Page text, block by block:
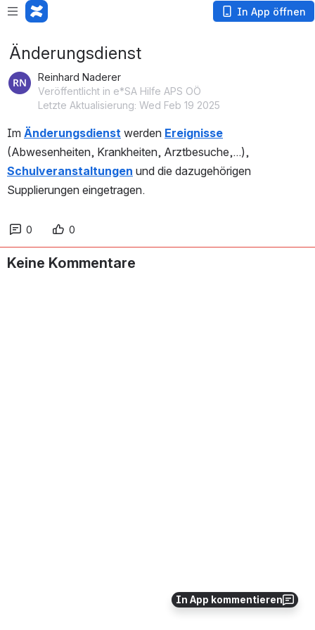
In App öffnen
In App kommentieren
Änderungsdienst
Reinhard Naderer
Veröffentlicht in e*SA Hilfe APS OÖ
Letzte Aktualisierung: Wed Feb 19 2025
Im Änderungsdienst werden Ereignisse
Schulveranstaltungen und die dazugehörigen
Supplierungen eingetragen.
0 0
Keine Kommentare